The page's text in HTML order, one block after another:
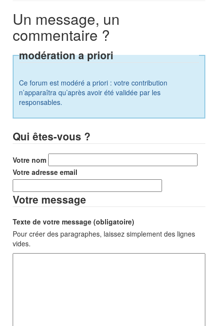
Un message, un
commentaire ?
modération a priori
Ce forum est modéré a priori : votre contribution
n’apparaîtra qu’après avoir été validée par les
responsables.
Qui êtes-vous ?
Votre nom
Votre adresse email
Votre message
Texte de votre message (obligatoire)
Pour créer des paragraphes, laissez simplement des lignes
vides.